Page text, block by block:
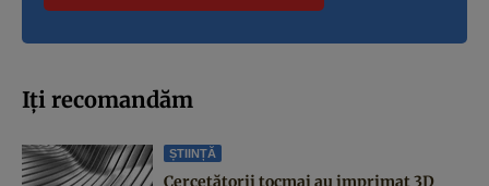
Iți recomandăm
ȘTIINȚĂ
Cercetătorii tocmai au imprimat 3D